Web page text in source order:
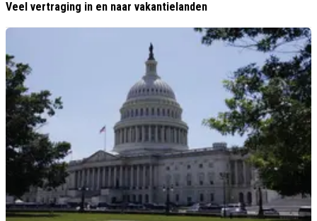
Veel vertraging in en naar vakantielanden